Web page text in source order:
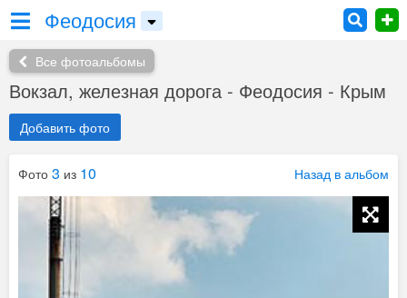
Феодосия
Все фотоальбомы
Вокзал, железная дорога - Феодосия - Крым
Добавить фото
Фото 3 из 10 Назад в альбом